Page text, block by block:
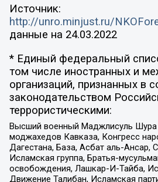
Источник:
http://unro.minjust.ru/
данные на 24.03.2022
* Единый федеральный
том числе иностранных и
организаций, признанных в
законодательством
террористическими:
Высший военный Маджлисуль
моджахедов Кавказа, Конгресс
Дагестана, База, Асбат аль-Ансар,
Исламская группа, Братья-
освобождения, Лашкар-И-Тайба,
Движение Талибан, Исламская